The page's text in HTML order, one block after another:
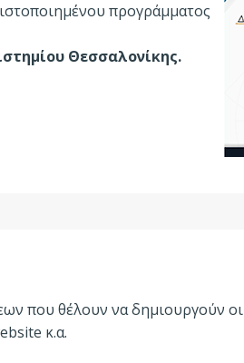
προγράμματος
Θεσσαλονίκης.
που θέλουν να δημιουργούν οι
κ.α.